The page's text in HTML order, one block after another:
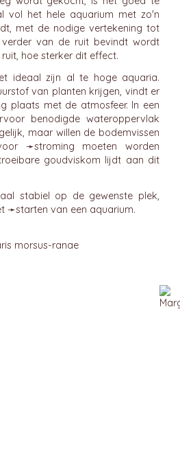
vol het hele aquarium met zo'n
met de nodige vertekening tot
van de ruit bevindt wordt
hoe sterker dit effect.
ideaal zijn al te hoge aquaria.
van planten krijgen, vindt er
plaats met de atmosfeer. In een
benodigde wateroppervlak
maar willen de bodemvissen
➛stroming moeten worden
goudviskom lijdt aan dit
stabiel op de gewenste plek,
➛starten van een aquarium.
morsus-ranae